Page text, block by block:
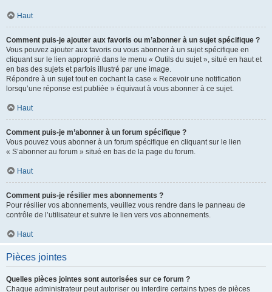
Haut
Comment puis-je ajouter aux favoris ou m’abonner à un sujet spécifique ?
Vous pouvez ajouter aux favoris ou vous abonner à un sujet spécifique en
cliquant sur le lien approprié dans le menu « Outils du sujet », situé en haut et
en bas des sujets et parfois illustré par une image.
Répondre à un sujet tout en cochant la case « Recevoir une notification
lorsqu’une réponse est publiée » équivaut à vous abonner à ce sujet.
Haut
Comment puis-je m’abonner à un forum spécifique ?
Vous pouvez vous abonner à un forum spécifique en cliquant sur le lien
« S’abonner au forum » situé en bas de la page du forum.
Haut
Comment puis-je résilier mes abonnements ?
Pour résilier vos abonnements, veuillez vous rendre dans le panneau de
contrôle de l’utilisateur et suivre le lien vers vos abonnements.
Haut
Pièces jointes
Quelles pièces jointes sont autorisées sur ce forum ?
Chaque administrateur peut autoriser ou interdire certains types de pièces